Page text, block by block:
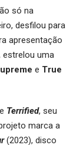
só na
desfilou para
apresentação
estrelou uma
e True
Terrified, seu
marca a
(2023), disco